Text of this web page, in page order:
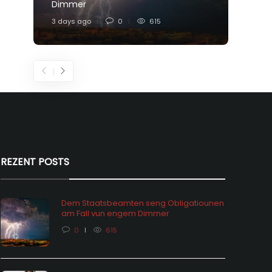
Dimmer
3 days ago 0 615
REZENT POSTS
Dem Staatsbeamten seng Obligatiounen
am Fall vun engem Dimmer
0 615